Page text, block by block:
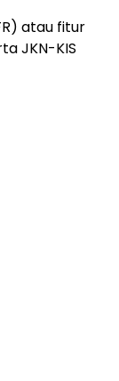
atau fitur
JKN-KIS